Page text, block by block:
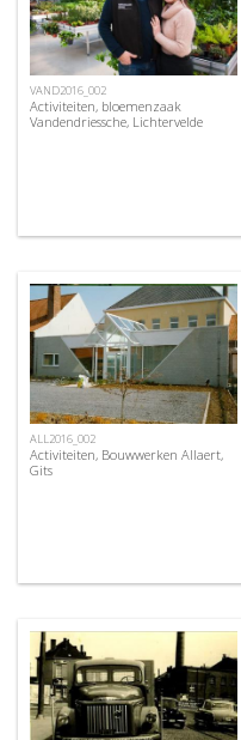
VAND2016_002
Activiteiten, bloemenzaak
Vandendriessche, Lichtervelde
ALL2016_002
Activiteiten, Bouwwerken Allaert,
Gits